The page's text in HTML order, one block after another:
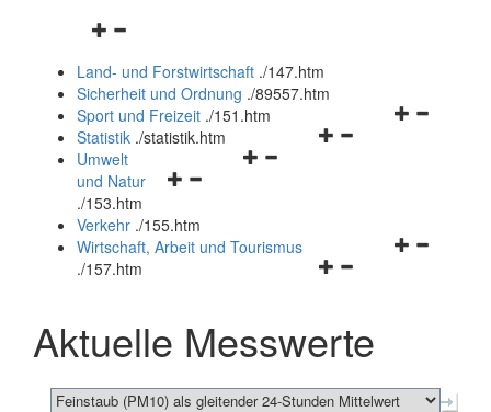
Navigationsmenü
und
schließen
Land- und Forstwirtschaft ./147.htm
Sicherheit und Ordnung ./89557.htm
Navigationsmenü
Sport und Freizeit ./151.htm
Navigationsmenü
Statistik ./statistik.htm
Navigationsmenü
und
schließen
Umwelt
und Natur
./153.htm
Verkehr ./155.htm
Navigationsmenü
schließen
Wirtschaft, Arbeit und Tourismus
./157.htm
Aktuelle Messwerte